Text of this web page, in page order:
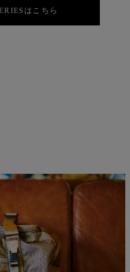
はこちら